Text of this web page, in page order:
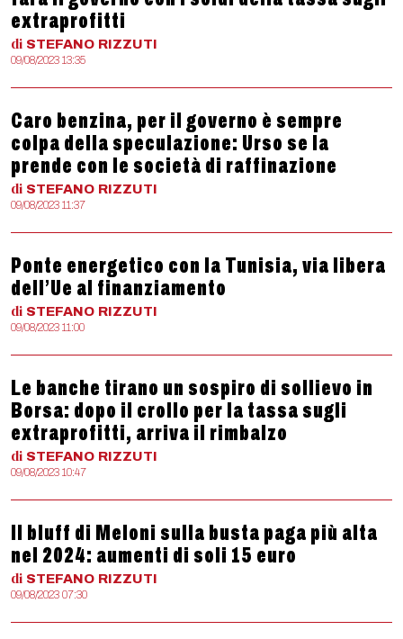
extraprofitti
di STEFANO RIZZUTI
09/08/2023 13:35
Caro benzina, per il governo è sempre
colpa della speculazione: Urso se la
prende con le società di raffinazione
di STEFANO RIZZUTI
09/08/2023 11:37
Ponte energetico con la Tunisia, via libera
dell’Ue al finanziamento
di STEFANO RIZZUTI
09/08/2023 11:00
Le banche tirano un sospiro di sollievo in
Borsa: dopo il crollo per la tassa sugli
extraprofitti, arriva il rimbalzo
di STEFANO RIZZUTI
09/08/2023 10:47
Il bluff di Meloni sulla busta paga più alta
nel 2024: aumenti di soli 15 euro
di STEFANO RIZZUTI
09/08/2023 07:30